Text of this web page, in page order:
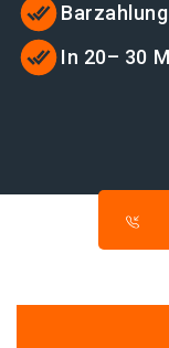
In 20– 30